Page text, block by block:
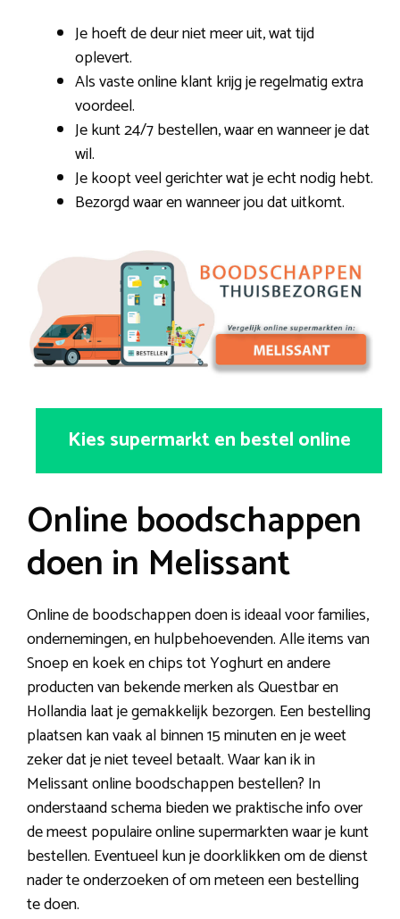
Je hoeft de deur niet meer uit, wat tijd
oplevert.
Als vaste online klant krijg je regelmatig extra
voordeel.
Je kunt 24/7 bestellen, waar en wanneer je dat
wil.
Je koopt veel gerichter wat je echt nodig hebt.
Bezorgd waar en wanneer jou dat uitkomt.
Kies supermarkt en bestel online
Online boodschappen
doen in Melissant
Online de boodschappen doen is ideaal voor families,
ondernemingen, en hulpbehoevenden. Alle items van
Snoep en koek en chips tot Yoghurt en andere
producten van bekende merken als Questbar en
Hollandia laat je gemakkelijk bezorgen. Een bestelling
plaatsen kan vaak al binnen 15 minuten en je weet
zeker dat je niet teveel betaalt. Waar kan ik in
Melissant online boodschappen bestellen? In
onderstaand schema bieden we praktische info over
de meest populaire online supermarkten waar je kunt
bestellen. Eventueel kun je doorklikken om de dienst
nader te onderzoeken of om meteen een bestelling
te doen.